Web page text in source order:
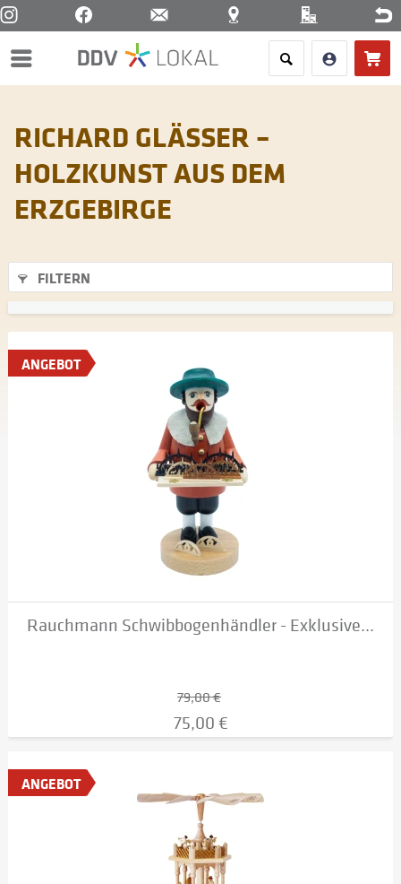
Menü
RICHARD GLÄSSER –
HOLZKUNST AUS DEM
ERZGEBIRGE
FILTERN
ANGEBOT
Rauchmann Schwibbogenhändler - Exklusive...
79,00 €
75,00 €
ANGEBOT